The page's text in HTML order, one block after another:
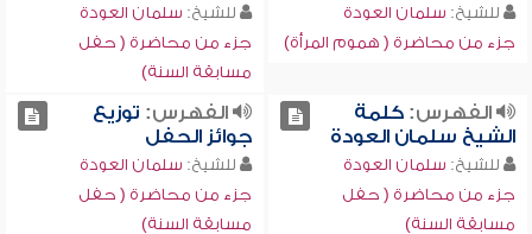
للشيخ: سلمان العودة
جزء من محاضرة ( هموم المرأة)
للشيخ: سلمان العودة
جزء من محاضرة ( حفل
مسابقة السنة)
الفهرس:كلمة
الشيخ سلمان العودة
للشيخ: سلمان العودة
جزء من محاضرة ( حفل
مسابقة السنة)
الفهرس: توزيع
جوائز الحفل
للشيخ: سلمان العودة
جزء من محاضرة ( حفل
مسابقة السنة)